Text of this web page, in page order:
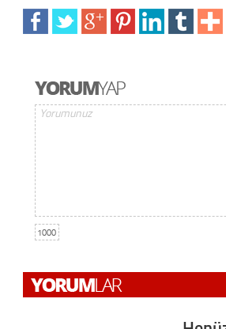
1000